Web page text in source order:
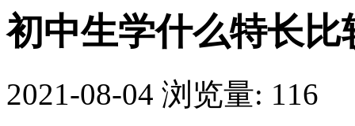
初中生学什么特长比
2021-08-04 浏览量: 116